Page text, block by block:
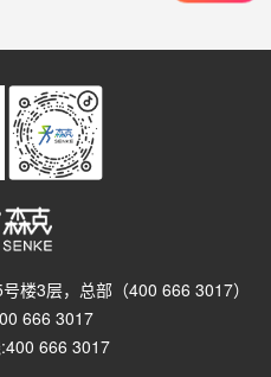
楼3层，总部（400 666 3017）
666 3017
666 3017